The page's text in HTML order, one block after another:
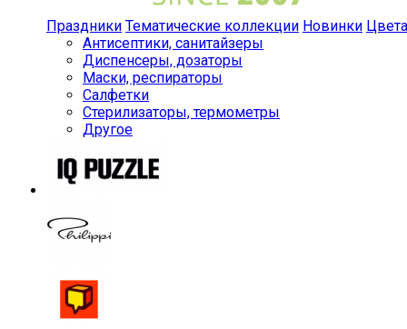
Праздники Тематические коллекции Новинки Цвета
Антисептики, санитайзеры
Диспенсеры, дозаторы
Маски, респираторы
Салфетки
Стерилизаторы, термометры
Другое